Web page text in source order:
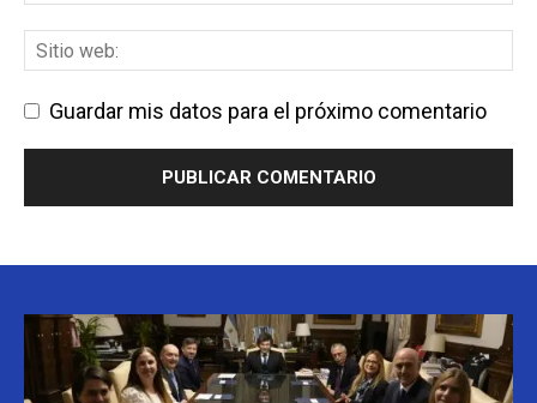
Guardar mis datos para el próximo comentario